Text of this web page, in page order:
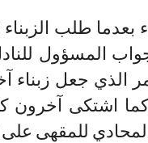
طلب الزبناء
المسؤول
الذي جعل
كما اشتكى
المحادي للمقهى